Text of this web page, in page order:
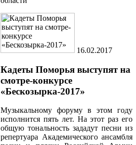
16.02.2017
Кадеты Поморья выступят на
смотре-конкурсе
«Бескозырка-2017»
Музыкальному форуму в этом году
исполнится пять лет. На этот раз его
общую тональность зададут песни из
репертуара Академического ансамбля